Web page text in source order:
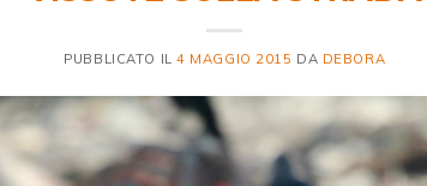
PUBBLICATO IL4 MAGGIO 2015 DA DEBORA